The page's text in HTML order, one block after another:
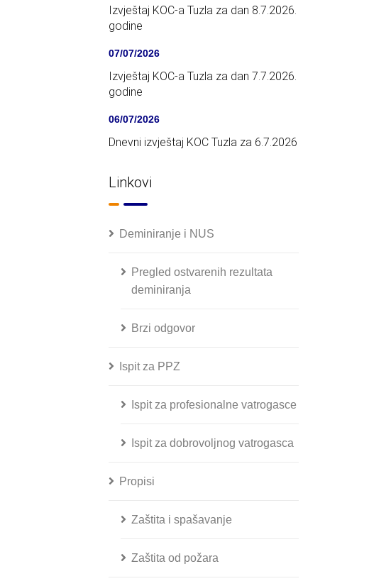
Izvještaj KOC-a Tuzla za dan 8.7.2026.
godine
07/07/2026
Izvještaj KOC-a Tuzla za dan 7.7.2026.
godine
06/07/2026
Dnevni izvještaj KOC Tuzla za 6.7.2026
Linkovi
Deminiranje i NUS
Pregled ostvarenih rezultata
deminiranja
Brzi odgovor
Ispit za PPZ
Ispit za profesionalne vatrogasce
Ispit za dobrovoljnog vatrogasca
Propisi
Zaštita i spašavanje
Zaštita od požara